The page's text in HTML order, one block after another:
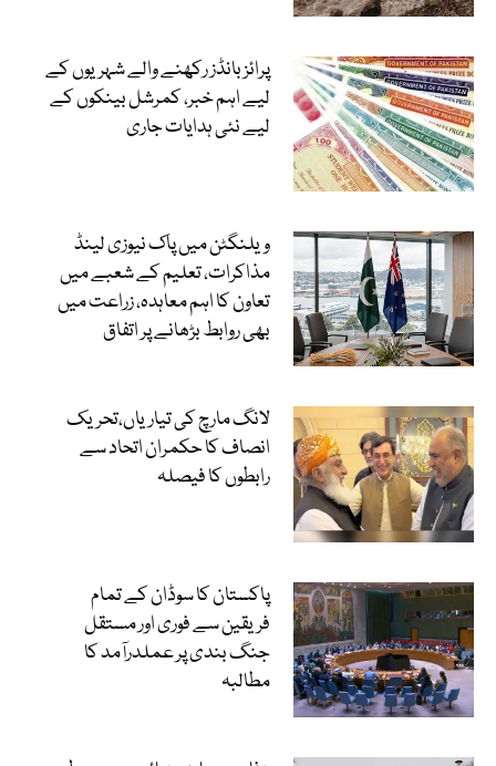
پرائز بانڈز رکھنے والے شہریوں کے
لیے اہم خبر، کمرشل بینکوں کے
لیے نئی ہدایات جاری
ویلنگٹن میں پاک نیوزی لینڈ
مذاکرات، تعلیم کے شعبے میں
تعاون کا اہم معاہدہ، زراعت میں
بھی روابط بڑھانے پر اتفاق
لانگ مارچ کی تیاریاں،تحریک
انصاف کا حکمران اتحاد سے
رابطوں کا فیصلہ
پاکستان کا سوڈان کے تمام
فریقین سے فوری اور مستقل
جنگ بندی پر عملدرآمد کا
مطالبہ